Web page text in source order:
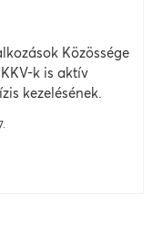
Közössége
k is aktív
kezelésének.